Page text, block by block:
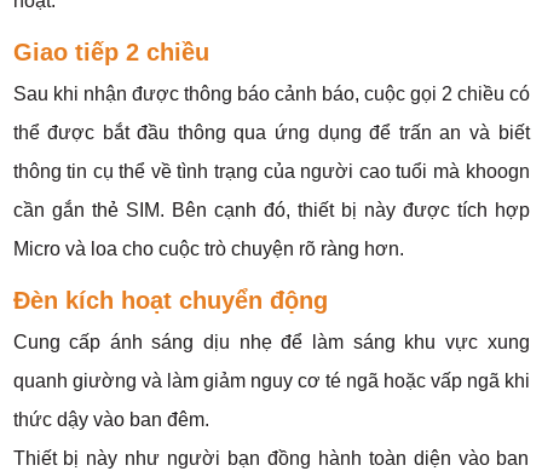
Giao tiếp 2 chiều​
Sau khi nhận được thông báo cảnh báo, cuộc gọi 2 chiều có
thể được bắt đầu thông qua ứng dụng để trấn an và biết
thông tin cụ thể về tình trạng của người cao tuổi mà khoogn
cần gắn thẻ SIM. Bên cạnh đó, thiết bị này được tích hợp
Micro và loa cho cuộc trò chuyện rõ ràng hơn.
Đèn kích hoạt chuyển động
Cung cấp ánh sáng dịu nhẹ để làm sáng khu vực xung
quanh giường và làm giảm nguy cơ té ngã hoặc vấp ngã khi
thức dậy vào ban đêm.
Thiết bị này như người bạn đồng hành toàn diện vào ban